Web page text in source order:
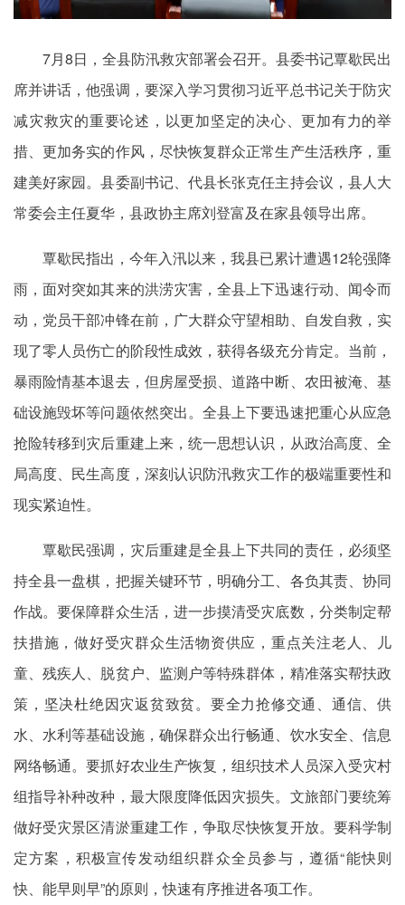
7月8日，全县防汛救灾部署会召开。县委书记覃歇民出
席并讲话，他强调，要深入学习贯彻习近平总书记关于防灾
减灾救灾的重要论述，以更加坚定的决心、更加有力的举
措、更加务实的作风，尽快恢复群众正常生产生活秩序，重
建美好家园。县委副书记、代县长张克任主持会议，县人大
常委会主任夏华，县政协主席刘登富及在家县领导出席。
覃歇民指出，今年入汛以来，我县已累计遭遇12轮强降
雨，面对突如其来的洪涝灾害，全县上下迅速行动、闻令而
动，党员干部冲锋在前，广大群众守望相助、自发自救，实
现了零人员伤亡的阶段性成效，获得各级充分肯定。当前，
暴雨险情基本退去，但房屋受损、道路中断、农田被淹、基
础设施毁坏等问题依然突出。全县上下要迅速把重心从应急
抢险转移到灾后重建上来，统一思想认识，从政治高度、全
局高度、民生高度，深刻认识防汛救灾工作的极端重要性和
现实紧迫性。
覃歇民强调，灾后重建是全县上下共同的责任，必须坚
持全县一盘棋，把握关键环节，明确分工、各负其责、协同
作战。要保障群众生活，进一步摸清受灾底数，分类制定帮
扶措施，做好受灾群众生活物资供应，重点关注老人、儿
童、残疾人、脱贫户、监测户等特殊群体，精准落实帮扶政
策，坚决杜绝因灾返贫致贫。要全力抢修交通、通信、供
水、水利等基础设施，确保群众出行畅通、饮水安全、信息
网络畅通。要抓好农业生产恢复，组织技术人员深入受灾村
组指导补种改种，最大限度降低因灾损失。文旅部门要统筹
做好受灾景区清淤重建工作，争取尽快恢复开放。要科学制
定方案，积极宣传发动组织群众全员参与，遵循“能快则
快、能早则早”的原则，快速有序推进各项工作。